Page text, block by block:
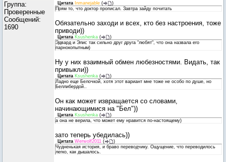
Группа:
Проверенные
Сообщений:
1690
Цитата Inmanejable (
)
Прям то, что доктор прописал. Завтра зайду почитать
Обязательно заходи и всех, кто без настроения, тоже
приводи))
Цитата Ksushenka (
)
Эдвард и Элис так сильно друг друга "любят", что она назвала его
парнокопытным)
Ну у них взаимный обмен любезностями. Видать, так
привыкли))
Цитата Ksushenka (
)
Ладно еще Белочкой, хотя этот вариант мне тоже не особо по душе, но
Беллибердой..
Он как может извращается со словами,
начинающимися на "Бел"))
Цитата Ksushenka (
)
а она не верила, что может ему нравится по-настоящему)
зато теперь убедилась))
Цитата Werwolf2011 (
)
Чудненькая история, и браво переводчику. Ощущение, что переводилось
легко, как дышалось.